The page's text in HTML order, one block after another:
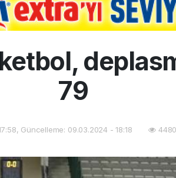
79
Güncelleme: 09.03.2024 - 18:18